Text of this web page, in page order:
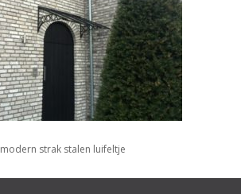
modern strak stalen luifeltje